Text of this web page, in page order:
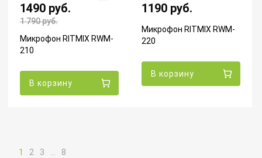
1490 руб.
1 790руб.
Микрофон RITMIX RWM-
210
В корзину
1190 руб.
Микрофон RITMIX RWM-
220
В корзину
1 2 3 … 8